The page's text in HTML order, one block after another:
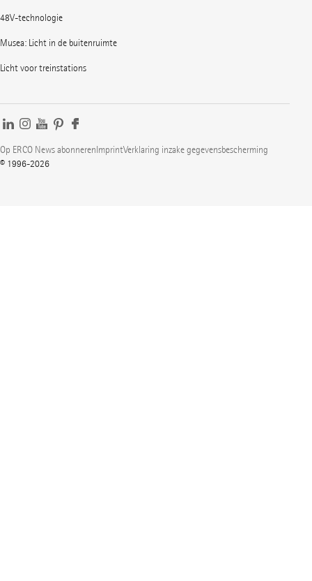
48V-technologie
Musea: Licht in de buitenruimte
Licht voor treinstations
Op ERCO News abonnerenImprintVerklaring inzake gegevensbescherming
© 1996-2026